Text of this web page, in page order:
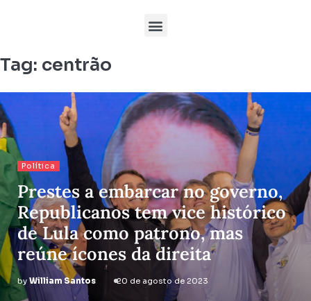
Tag: centrão
Política
Prestes a embarcar no governo,
Republicanos tem vice histórico
de Lula como patrono, mas
reúne ícones da direita
by William Santos 20 de agosto de 2023